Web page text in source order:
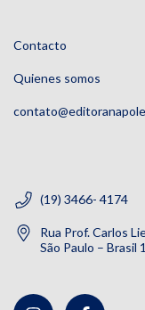
Contacto
Quienes somos
(19) 3466- 4174
Rua Prof. Carlos
São Paulo – Brasil